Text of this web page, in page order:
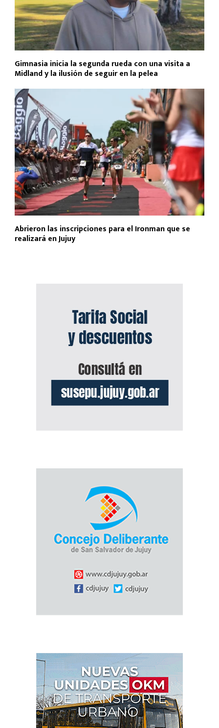
Gimnasia inicia la segunda rueda con una visita a
Midland y la ilusión de seguir en la pelea
Abrieron las inscripciones para el Ironman que se
realizará en Jujuy